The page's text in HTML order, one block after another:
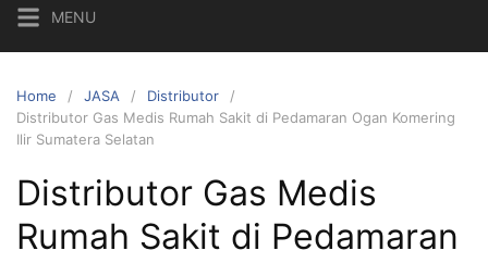
MENU
Home JASA
Distributor
Distributor Gas Medis Rumah Sakit di Pedamaran Ogan Komering
Ilir Sumatera Selatan
Distributor Gas Medis
Rumah Sakit di Pedamaran